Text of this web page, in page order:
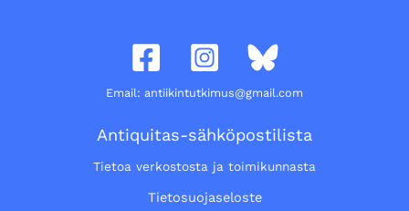
Email: antiikintutkimus@gmail.com
Antiquitas-sähköpostilista
Tietoa verkostosta ja toimikunnasta
Tietosuojaseloste